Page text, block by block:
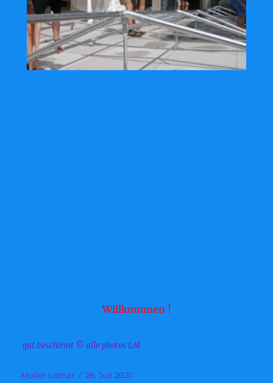
Willkommen !
gut beschirmt © alle photos LM
Autor
Müller Lothar
Veröffentlicht
26. Juli 2021